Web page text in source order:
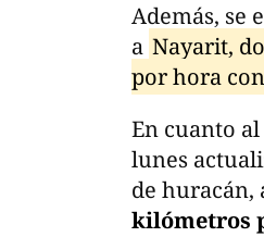
Además, se
a Nayarit,
por hora
En cuanto
lunes
de huracán,
kilómetros